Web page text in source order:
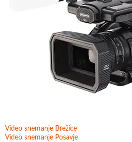
Video snemanje Brežice
Video snemanje Posavje